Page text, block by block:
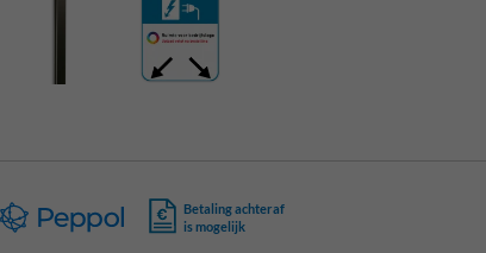
Betaling achteraf
is mogelijk